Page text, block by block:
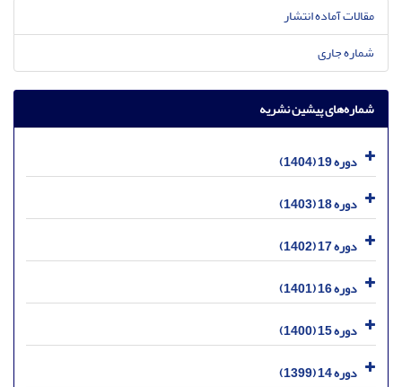
مقالات آماده انتشار
شماره جاری
شماره‌های پیشین نشریه
دوره 19 (1404)
دوره 18 (1403)
دوره 17 (1402)
دوره 16 (1401)
دوره 15 (1400)
دوره 14 (1399)